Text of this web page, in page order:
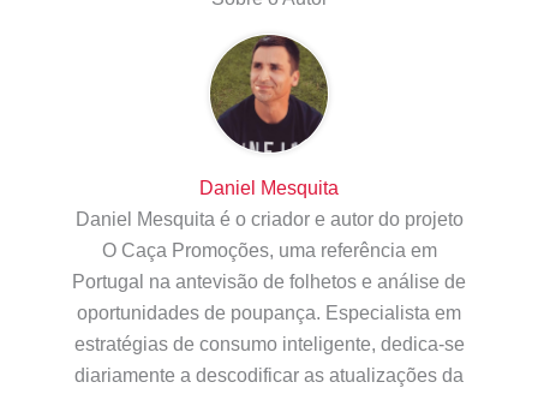
Daniel Mesquita
Daniel Mesquita é o criador e autor do projeto
O Caça Promoções, uma referência em
Portugal na antevisão de folhetos e análise de
oportunidades de poupança. Especialista em
estratégias de consumo inteligente, dedica-se
diariamente a descodificar as atualizações da